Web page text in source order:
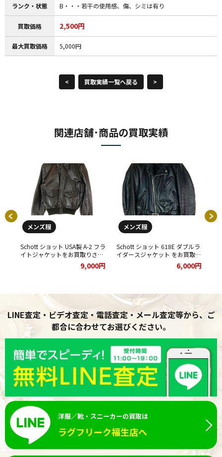
ランク・状態 B・・・若干の使用感、傷、シミは有り
買取価格 2,500円
最大買取価格 5,000円
< 買取実績一覧へ戻る >
関連店舗･商品の買取実績
メンズ服
Schott ショット USA製 A-2 フラ
イトジャケットをお買取りさせ
9,000円
メンズ服
Schott ショット 618E ダブルラ
イダースジャケット をお買取り
させていただきました。6,000円
LINE査定・ビデオ査定・電話査定・メール査定等から、ご
都合に合わせてお選びください。
洋服／靴・スニーカーの買取は
ラグフリーク福生店へ